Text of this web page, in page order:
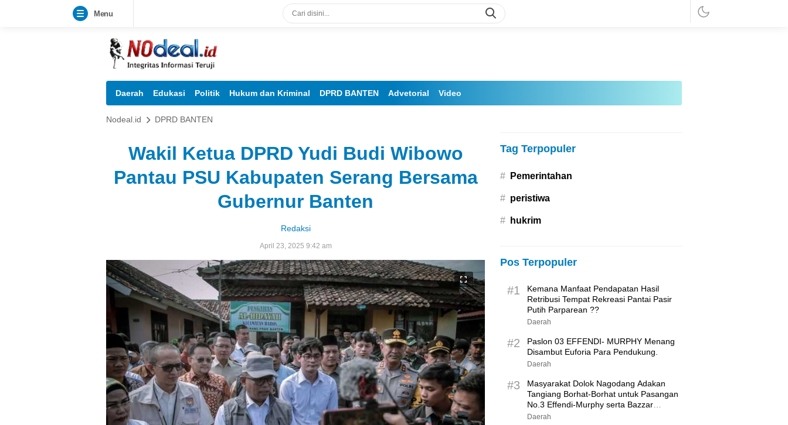
Menu
Daerah Edukasi Politik Hukum dan Kriminal DPRD BANTEN Advetorial Video
Nodeal.id DPRD BANTEN
Wakil Ketua DPRD Yudi Budi Wibowo
Pantau PSU Kabupaten Serang Bersama
Gubernur Banten
Redaksi
April 23, 2025 9:42 am
Tag Terpopuler
# Pemerintahan
# peristiwa
# hukrim
Pos Terpopuler
#1
Kemana Manfaat Pendapatan Hasil
Retribusi Tempat Rekreasi Pantai Pasir
Putih Parparean ??
Daerah
#2
Paslon 03 EFFENDI- MURPHY Menang
Disambut Euforia Para Pendukung.
Daerah
#3
Masyarakat Dolok Nagodang Adakan
Tangiang Borhat-Borhat untuk Pasangan
No.3 Effendi-Murphy serta Bazzar
Sembako Murah
Daerah